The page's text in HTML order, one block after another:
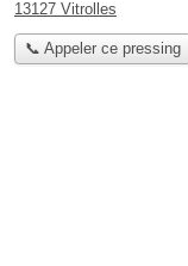
13127 Vitrolles
📞 Appeler ce pressing